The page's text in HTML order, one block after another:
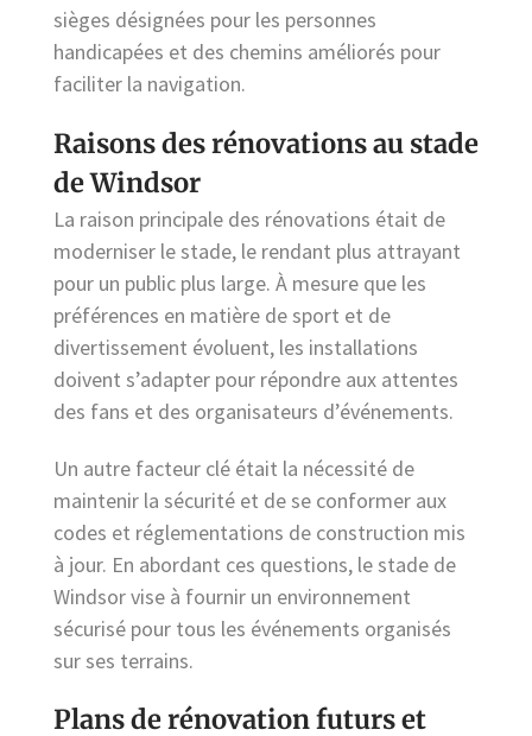
sièges désignées pour les personnes
handicapées et des chemins améliorés pour
faciliter la navigation.
Raisons des rénovations au stade
de Windsor
La raison principale des rénovations était de
moderniser le stade, le rendant plus attrayant
pour un public plus large. À mesure que les
préférences en matière de sport et de
divertissement évoluent, les installations
doivent s’adapter pour répondre aux attentes
des fans et des organisateurs d’événements.
Un autre facteur clé était la nécessité de
maintenir la sécurité et de se conformer aux
codes et réglementations de construction mis
à jour. En abordant ces questions, le stade de
Windsor vise à fournir un environnement
sécurisé pour tous les événements organisés
sur ses terrains.
Plans de rénovation futurs et